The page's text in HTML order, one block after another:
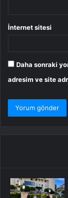
İnternet sitesi
Daha sonraki
adresim ve site